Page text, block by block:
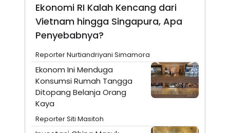
Ekonomi RI Kalah Kencang dari
Vietnam hingga Singapura, Apa
Penyebabnya?
Reporter Nurtiandriyani Simamora
Ekonom Ini Menduga
Konsumsi Rumah Tangga
Ditopang Belanja Orang
Kaya
Reporter Siti Masitoh